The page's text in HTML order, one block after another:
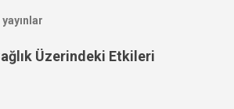
Üzerindeki Etkileri